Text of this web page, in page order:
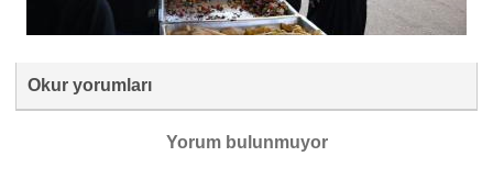
Okur yorumları
Yorum bulunmuyor